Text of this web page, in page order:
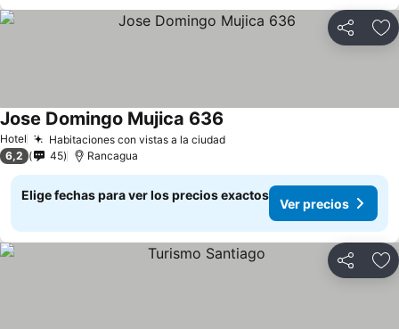
Compartir
Hotel Habitaciones con vistas a la ciudad
Jose Domingo Mujica 636
6,2 45 Rancagua
Elige fechas para ver los precios exactos
Ver precios
Compartir